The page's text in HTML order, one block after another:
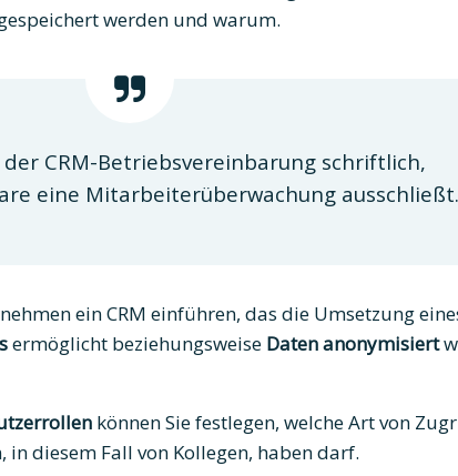
werden und warum.
der CRM-Betriebsvereinbarung schriftlich,
eine Mitarbeiterüberwachung ausschließt.
ein CRM einführen, das die Umsetzung
ermöglicht beziehungsweise Daten anonymisiert
können Sie festlegen, welche Art von
diesem Fall von Kollegen, haben darf.